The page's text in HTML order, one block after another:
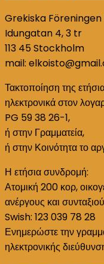
Grekiska
Idungatan 4, 3 tr
113 45 Stockholm
mail:
Τακτοποίηση της
ηλεκτρονικά στον
PG 59 38 26-1,
ή στην Γραμματεία,
ή στην Κοινότητα το
Η ετήσια συνδρομή:
Ατομική 200 κορ,
ανέργους και
Swish: 123 039 78 28
Ενημερώστε την
ηλεκτρονικής